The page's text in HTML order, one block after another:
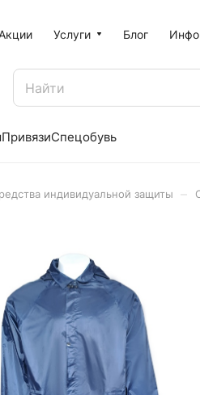
Акции Услуги Блог
ПривязиСпецобувь
индивидуальной защиты